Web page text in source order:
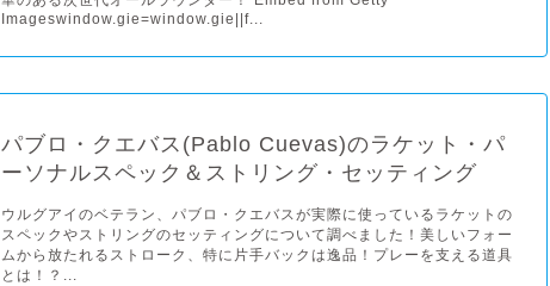
Imageswindow.gie=window.gie||f...
パブロ・クエバス(Pablo Cuevas)のラケット・パ
ーソナルスペック＆ストリング・セッティング
ウルグアイのベテラン、パブロ・クエバスが実際に使っているラケットの
スペックやストリングのセッティングについて調べました！美しいフォー
ムから放たれるストローク、特に片手バックは逸品！プレーを支える道具
とは！？...